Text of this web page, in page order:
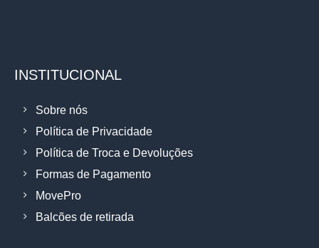
INSTITUCIONAL
Sobre nós
Política de Privacidade
Política de Troca e Devoluções
Formas de Pagamento
MovePro
Balcões de retirada